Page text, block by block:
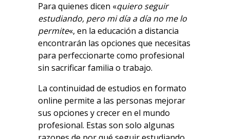
Para quienes dicen «quiero seguir
estudiando, pero mi día a día no me lo
permite«, en la educación a distancia
encontrarán las opciones que necesitas
para perfeccionarte como profesional
sin sacrificar familia o trabajo.
La continuidad de estudios en formato
online permite a las personas mejorar
sus opciones y crecer en el mundo
profesional. Estas son solo algunas